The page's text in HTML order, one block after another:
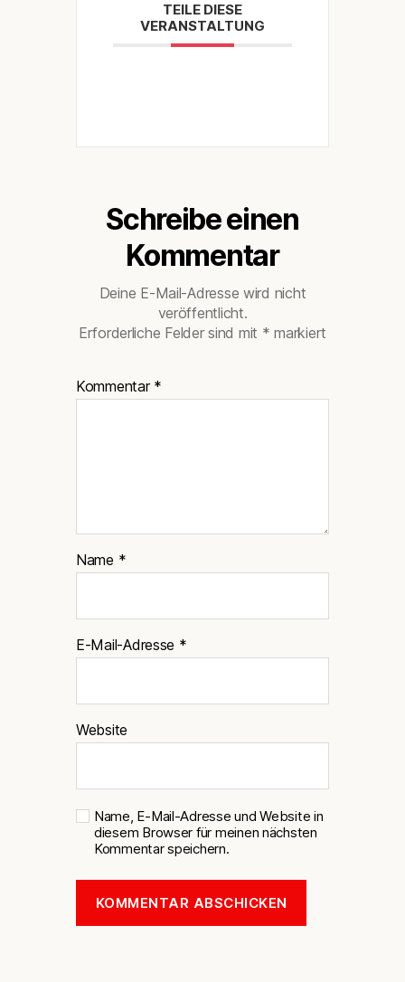
TEILE DIESE
VERANSTALTUNG
Schreibe einen
Kommentar
Deine E-Mail-Adresse wird nicht
veröffentlicht.
Erforderliche Felder sind mit * markiert
Kommentar *
Name *
E-Mail-Adresse *
Website
Name, E-Mail-Adresse und Website in
diesem Browser für meinen nächsten
Kommentar speichern.